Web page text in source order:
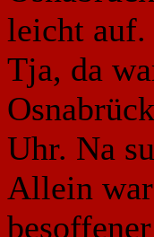
leicht auf.
Tja, da
Uhr. Na
Allein